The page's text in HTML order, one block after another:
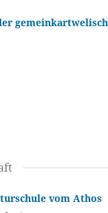
vom Athos